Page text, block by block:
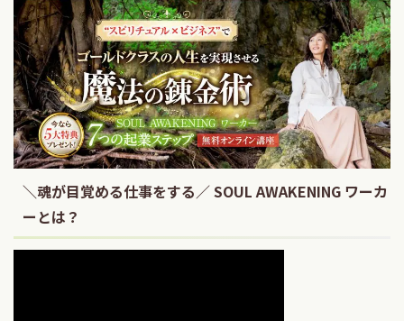
＼魂が目覚める仕事をする／ SOUL AWAKENING ワーカ
ーとは？